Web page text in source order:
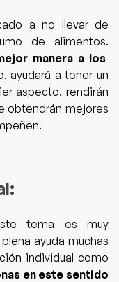
a no llevar de
de alimentos.
manera a los
ayudará a tener un
aspecto, rendirán
obtendrán mejores
tema es muy
ayuda muchas
individual como
en este sentido